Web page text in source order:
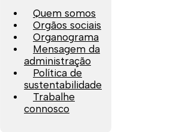
Quem somos
Orgãos sociais
Organograma
Mensagem da
administração
Política de
sustentabilidade
Trabalhe
connosco